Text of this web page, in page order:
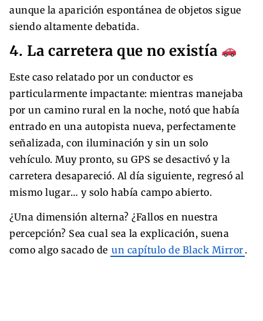
aunque la aparición espontánea de objetos sigue
siendo altamente debatida.
4. La carretera que no existía
Este caso relatado por un conductor es
particularmente impactante: mientras manejaba
por un camino rural en la noche, notó que había
entrado en una autopista nueva, perfectamente
señalizada, con iluminación y sin un solo
vehículo. Muy pronto, su GPS se desactivó y la
carretera desapareció. Al día siguiente, regresó al
mismo lugar… y solo había campo abierto.
¿Una dimensión alterna? ¿Fallos en nuestra
percepción? Sea cual sea la explicación, suena
como algo sacado de un capítulo de Black Mirror .